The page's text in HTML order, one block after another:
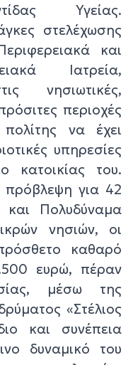
Υγείας.
στελέχωσης
και
Ιατρεία,
νησιωτικές,
περιοχές
να έχει
υπηρεσίες
κατοικίας του.
πρόβλεψη για 42
και Πολυδύναμα
νησιών, οι
καθαρό
ευρώ, πέραν
μέσω της
«Στέλιος
και συνέπεια
δυναμικό του